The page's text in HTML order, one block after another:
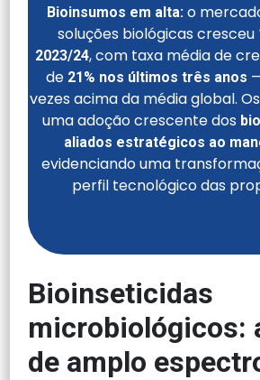
Bioinsumos em alta: o
soluções biológicas cresceu
2023/24, com taxa média de
de 21% nos últimos três anos
vezes acima da média global.
uma adoção crescente dos
aliados estratégicos ao
evidenciando uma
perfil tecnológico das
Bioinseticidas
microbiológicos:
de amplo